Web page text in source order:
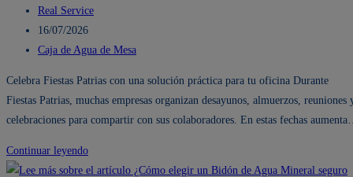
2026
Autor
de
la
Real Service
Publicación
de
16/07/2026
Categoría
entrada:
Caja de Agua de Mesa
Celebra Fiestas Patrias con una solución práctica para tu oficina Durante
Fiestas Patrias, muchas empresas organizan desayunos, almuerzos, reuniones
celebraciones para compartir con sus colaboradores. En estas fechas
Continuar leyendo7
razones